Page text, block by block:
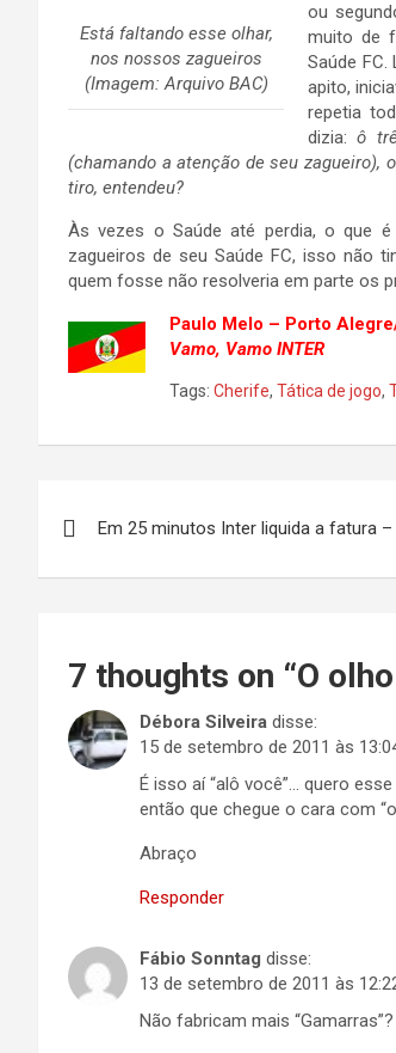
Está faltando esse olhar,
nos nossos zagueiros
(Imagem: Arquivo BAC)
ou
muito de
Saúde
apito,
repetia
dizia:ô
(chamando a atenção de seu zagueiro),
tiro, entendeu?
Às vezes o Saúde até perdia, o que
zagueiros de seu Saúde FC, isso não
quem fosse não resolveria em parte os
Paulo Melo – Porto
Vamo, Vamo INTER
Tags: Cherife, Tática de jogo,
de
Em 25 minutos Inter liquida a fatura –
7 thoughts on “O
Débora Silveira disse:
15 de setembro de 2011 às
É isso aí “alô você”… quero
então que chegue o cara com
Abraço
Responder
Fábio Sonntag disse:
13 de setembro de 2011 às
Não fabricam mais “Gamarras”?